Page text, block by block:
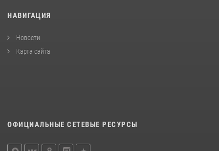
НАВИГАЦИЯ
Новости
Карта сайта
ОФИЦИАЛЬНЫЕ СЕТЕВЫЕ РЕСУРСЫ